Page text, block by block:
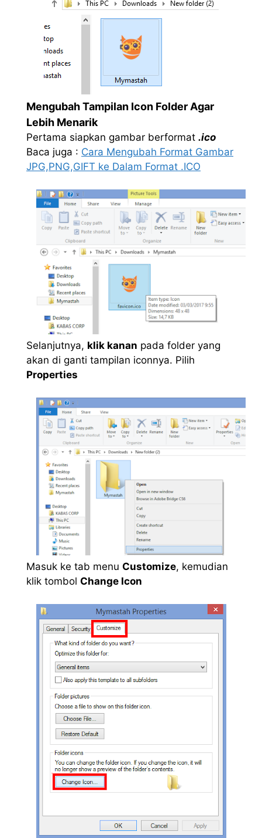
Mengubah Tampilan Icon Folder Agar
Lebih Menarik
Pertama siapkan gambar berformat .ico
Baca juga : Cara Mengubah Format Gambar
JPG,PNG,GIFT ke Dalam Format .ICO
Selanjutnya, klik kanan pada folder yang
akan di ganti tampilan iconnya. Pilih
Properties
Masuk ke tab menu Customize, kemudian
klik tombol Change Icon